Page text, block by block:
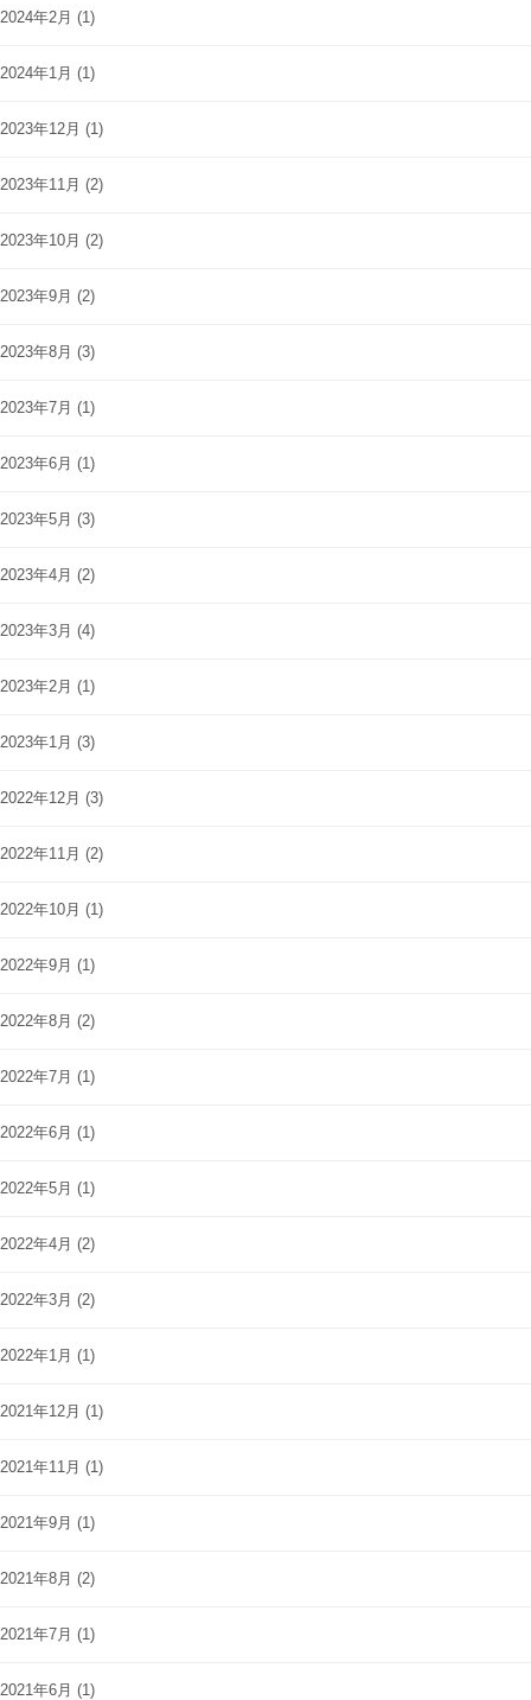
2024年2月 (1)
2024年1月 (1)
2023年12月 (1)
2023年11月 (2)
2023年10月 (2)
2023年9月 (2)
2023年8月 (3)
2023年7月 (1)
2023年6月 (1)
2023年5月 (3)
2023年4月 (2)
2023年3月 (4)
2023年2月 (1)
2023年1月 (3)
2022年12月 (3)
2022年11月 (2)
2022年10月 (1)
2022年9月 (1)
2022年8月 (2)
2022年7月 (1)
2022年6月 (1)
2022年5月 (1)
2022年4月 (2)
2022年3月 (2)
2022年1月 (1)
2021年12月 (1)
2021年11月 (1)
2021年9月 (1)
2021年8月 (2)
2021年7月 (1)
2021年6月 (1)